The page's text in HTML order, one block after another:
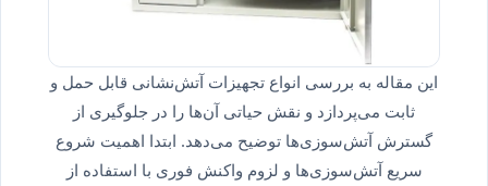
این مقاله به بررسی انواع تجهیزات آتش‌نشانی قابل حمل و
ثابت می‌پردازد و نقش حیاتی آن‌ها را در جلوگیری از
گسترش آتش‌سوزی‌ها توضیح می‌دهد. ابتدا اهمیت شروع
سریع آتش‌سوزی‌ها و لزوم واکنش فوری با استفاده از